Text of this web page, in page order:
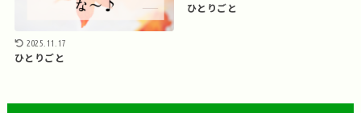
2025.11.17
ひとりごと
ひとりごと